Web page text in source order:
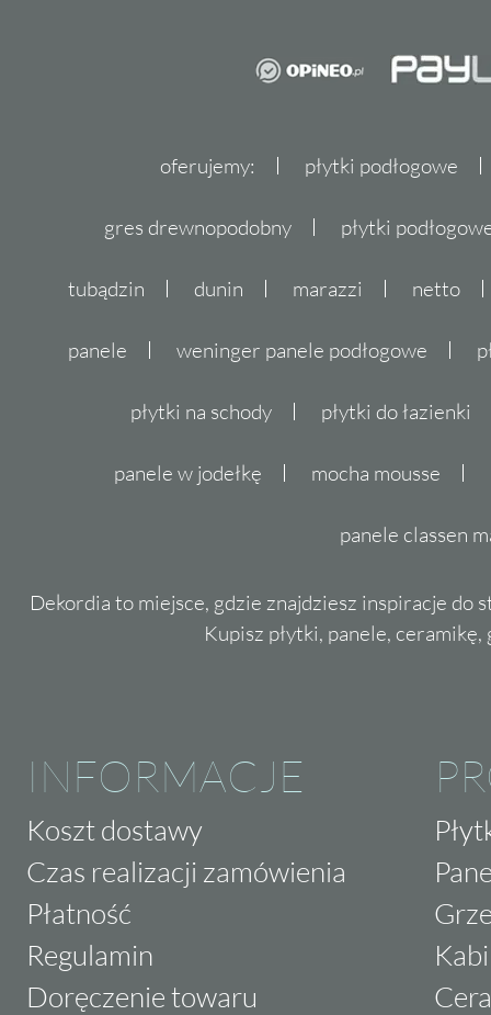
oferujemy: płytki podłogowe
gres drewnopodobny płytki
tubądzin dunin marazzi netto
panele weninger panele podłogowe
płytki na schody płytki do łazienki
panele w jodełkę mocha mousse
panele classen
Dekordia to miejsce, gdzie znajdziesz inspiracje do
Kupisz płytki, panele,
INFORMACJE
Koszt dostawy
Czas realizacji zamówienia
Płatność
Regulamin
Doręczenie towaru